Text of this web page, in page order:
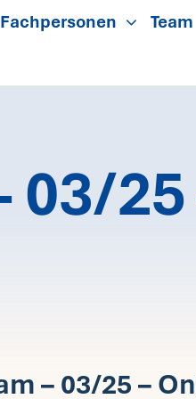
Fachpersonen Team
03/25
– 03/25 –